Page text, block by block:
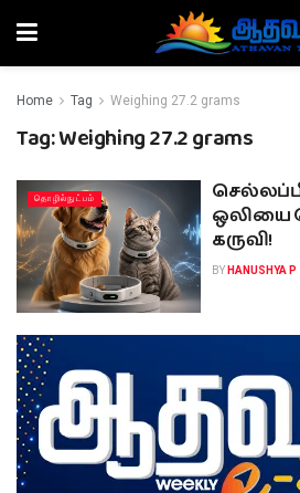
Home Tag Weighing 27.2 grams
Tag:Weighing 27.2 grams
தொழில்நுட்பம்
ஒலியை
கருவி!
BY HANUSHYA P